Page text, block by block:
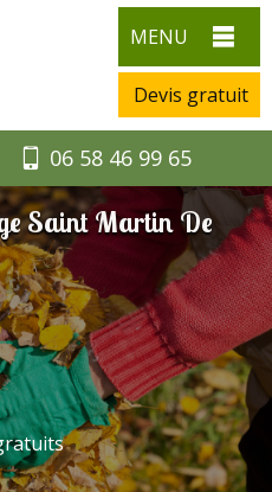
MENU
Devis gratuit
06 58 46 99 65
Saint Martin De